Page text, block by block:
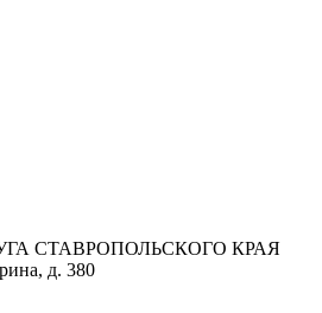
СТАВРОПОЛЬСКОГО КРАЯ
д. 380